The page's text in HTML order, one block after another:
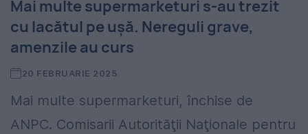
Mai multe supermarketuri s-au trezit
cu lacătul pe ușă. Nereguli grave,
amenzile au curs
20 FEBRUARIE 2025
Mai multe supermarketuri, închise de
ANPC. Comisarii Autorităţii Naţionale pentru